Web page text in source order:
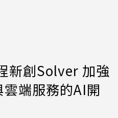
新創Solver 加強
端服務的AI開